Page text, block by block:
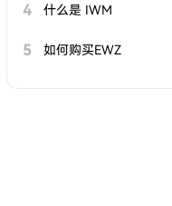
4 什么是 IWM
5 如何购买EWZ